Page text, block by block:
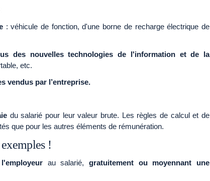
: véhicule de fonction, d'une borne de recharge électrique de
des nouvelles technologies de l'information et de la
etc.
vendus par l’entreprise.
du salarié pour leur valeur brute. Les règles de calcul et de
que pour les autres éléments de rémunération.
!
au salarié,gratuitement ou moyennant une